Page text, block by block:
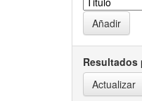
Resultados